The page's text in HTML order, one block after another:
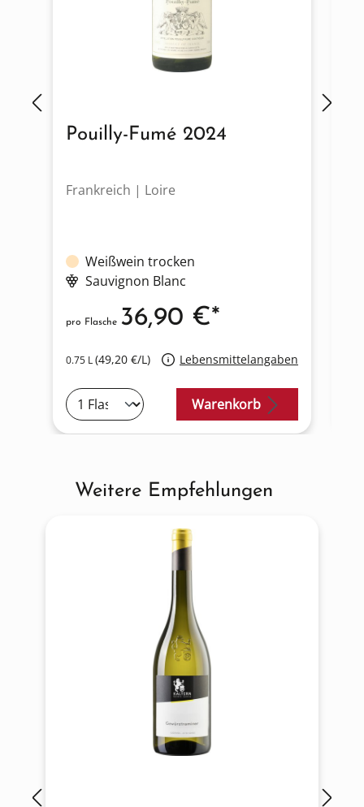
Pouilly-Fumé 2024
Frankreich | Loire
Weißwein trocken
Sauvignon Blanc
0.75 L(49,20 €/L) Lebensmittelangaben
pro Flasche 36,90 €*
Warenkorb
Produktgalerie überspringen
Weitere Empfehlungen